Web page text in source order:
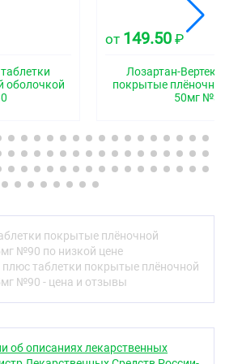
сторонах.
группа
комбинированное
антагонист +
свойства
оказывает
Содержит лозартан калия
рецепторов ангиотензина
и гидрохлоротиазид
демонстрируют
оболочкой
от 149.50 ₽
Лозартан-Вертекс
покрытые
50мг
покрытые плёночной
№90 по низкой цене
таблетки покрытые плёночной
№90 - цена и отзывы
об описаниях лекарственных